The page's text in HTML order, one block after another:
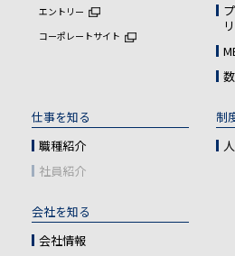
エントリー
コーポレートサイト
仕事を知る
職種紹介
社員紹介
制
会社を知る
会社情報